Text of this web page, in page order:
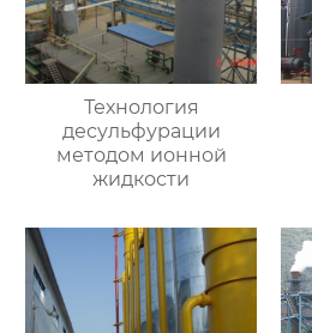
Технология
десульфурации
методом ионной
жидкости